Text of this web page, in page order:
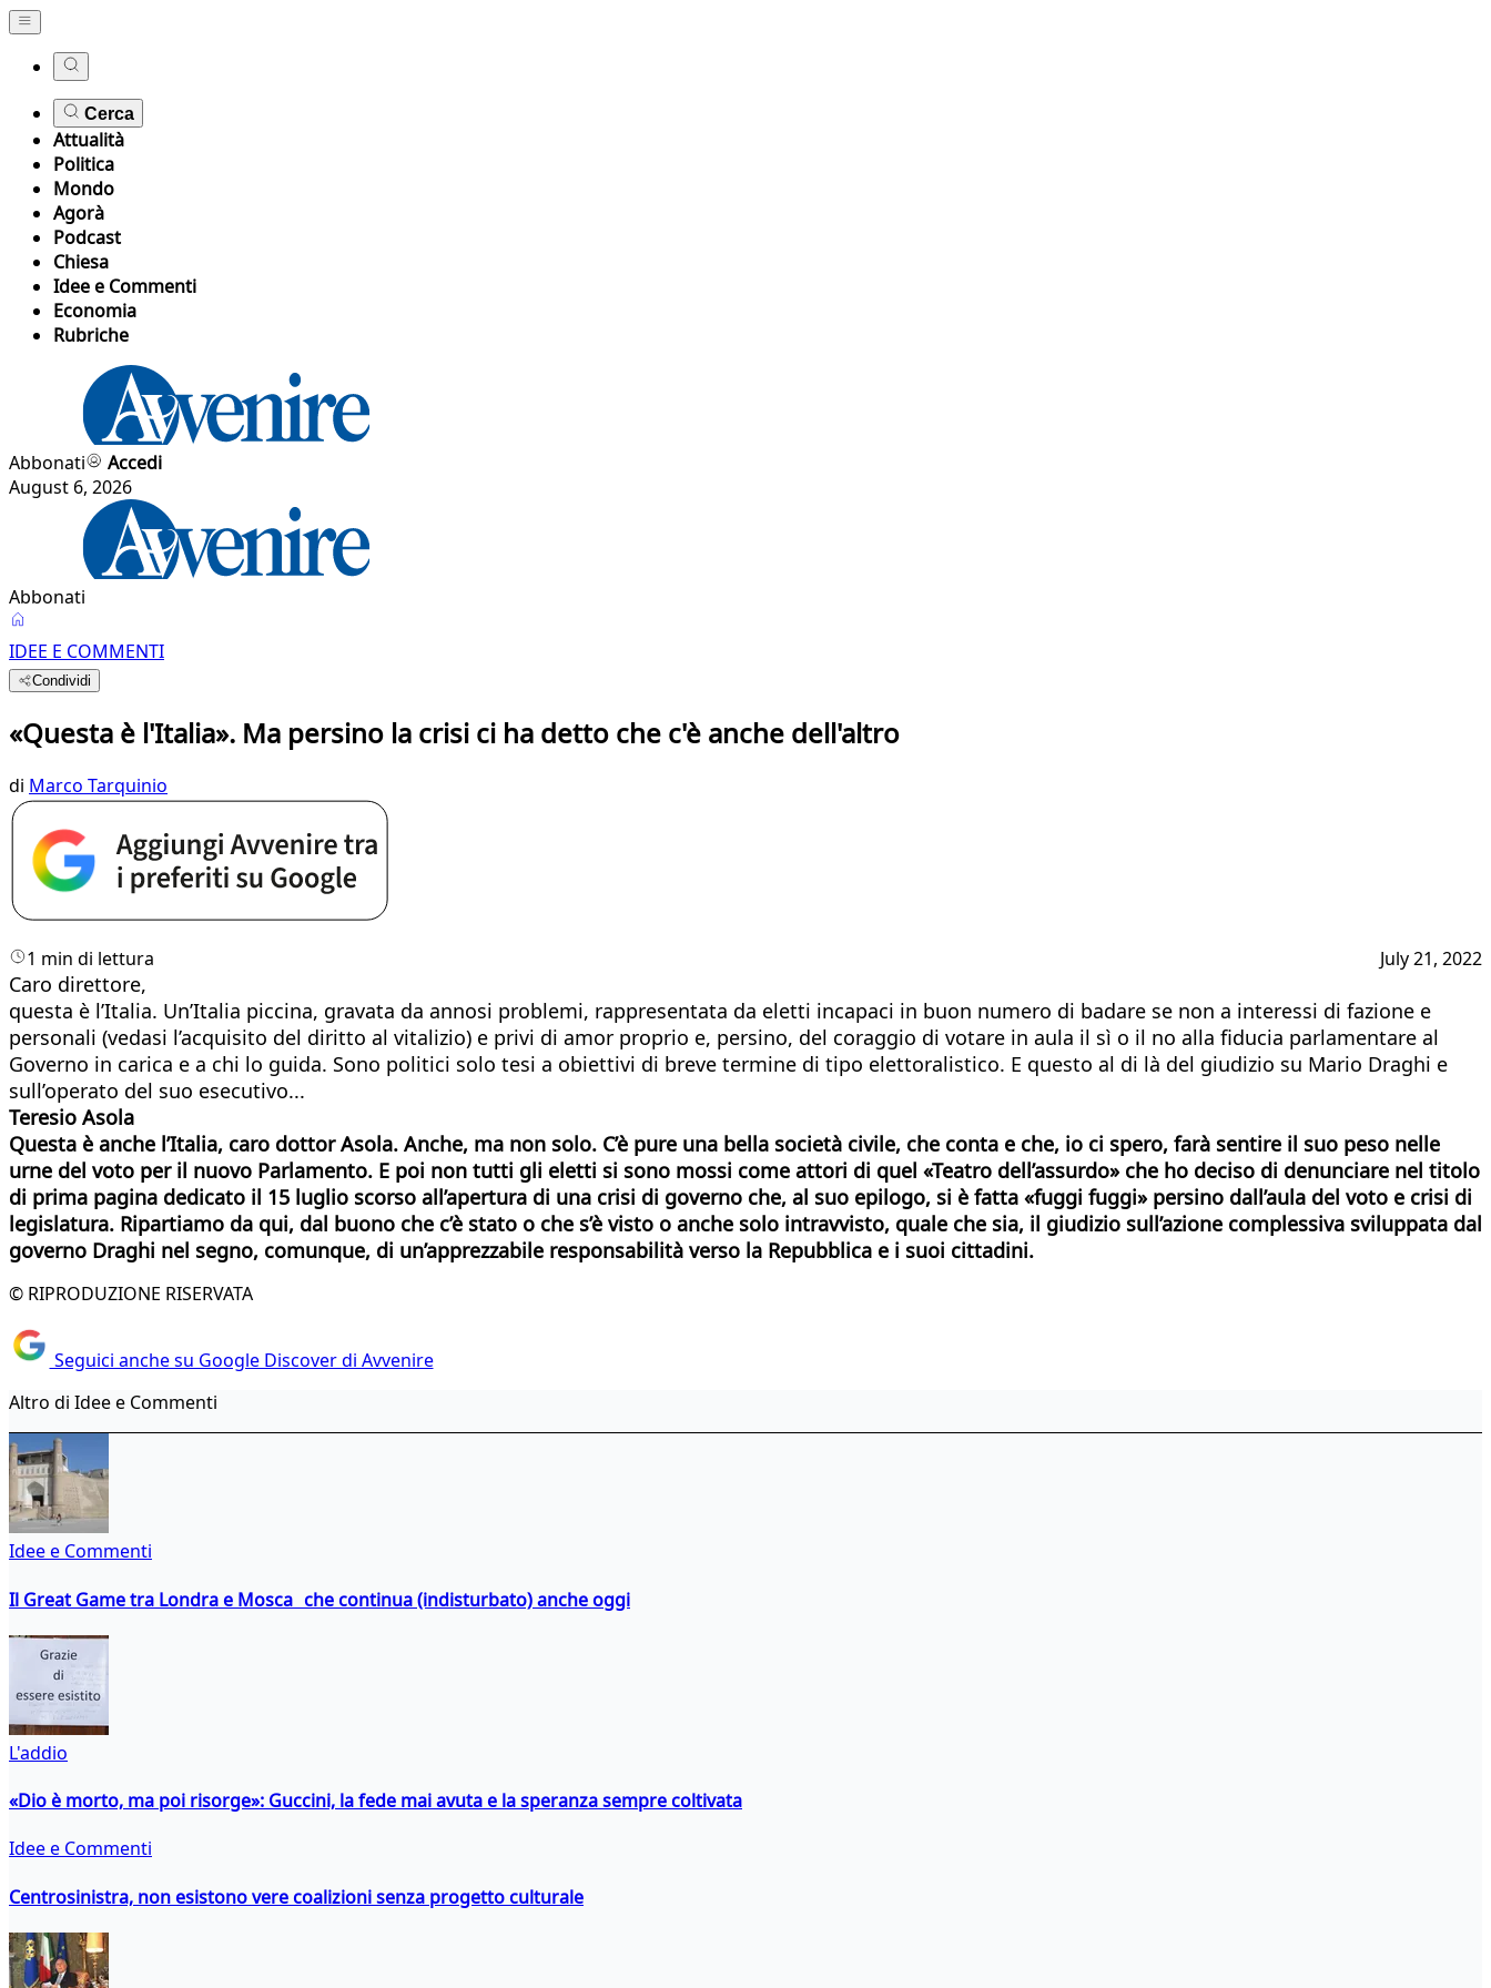
Cerca
Attualità
Politica
Mondo
Agorà
Podcast
Chiesa
Idee e Commenti
Economia
Rubriche
Abbonati
Accedi
August 6, 2026
Abbonati
IDEE E COMMENTI
Condividi
«Questa è l'Italia». Ma persino la crisi ci ha detto che c'è anche dell'altro
di Marco Tarquinio
1 min di lettura July 21, 2022
Caro direttore,
questa è l’Italia. Un’Italia piccina, gravata da annosi problemi, rappresentata da eletti incapaci in buon numero di badare se non a interessi di fazione e
personali (vedasi l’acquisito del diritto al vitalizio) e privi di amor proprio e, persino, del coraggio di votare in aula il sì o il no alla fiducia parlamentare al
Governo in carica e a chi lo guida. Sono politici solo tesi a obiettivi di breve termine di tipo elettoralistico. E questo al di là del giudizio su Mario Draghi e
sull’operato del suo esecutivo...
Teresio Asola
Questa è anche l’Italia, caro dottor Asola. Anche, ma non solo. C’è pure una bella società civile, che conta e che, io ci spero, farà sentire il suo peso nelle
urne del voto per il nuovo Parlamento. E poi non tutti gli eletti si sono mossi come attori di quel «Teatro dell’assurdo» che ho deciso di denunciare nel titolo
di prima pagina dedicato il 15 luglio scorso all’apertura di una crisi di governo che, al suo epilogo, si è fatta «fuggi fuggi» persino dall’aula del voto e crisi di
legislatura. Ripartiamo da qui, dal buono che c’è stato o che s’è visto o anche solo intravvisto, quale che sia, il giudizio sull’azione complessiva sviluppata dal
governo Draghi nel segno, comunque, di un’apprezzabile responsabilità verso la Repubblica e i suoi cittadini.
© RIPRODUZIONE RISERVATA
Seguici anche su Google Discover di Avvenire
Altro di Idee e Commenti
Idee e Commenti
Il Great Game tra Londra e Mosca che continua (indisturbato) anche oggi
L'addio
«Dio è morto, ma poi risorge»: Guccini, la fede mai avuta e la speranza sempre coltivata
Idee e Commenti
Centrosinistra, non esistono vere coalizioni senza progetto culturale